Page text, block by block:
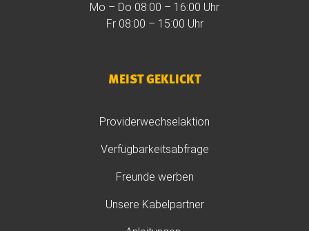
Mo – Do 08:00 – 16:00 Uhr
Fr 08:00 – 15:00 Uhr
MEIST GEKLICKT
Providerwechselaktion
Verfügbarkeitsabfrage
Freunde werben
Unsere Kabelpartner